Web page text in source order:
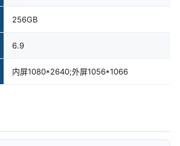
256GB
6.9
内屏1080*2640;外屏1056*1066